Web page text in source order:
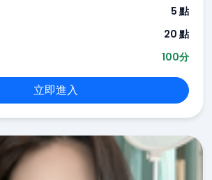
5 點
20 點
100分
立即進入